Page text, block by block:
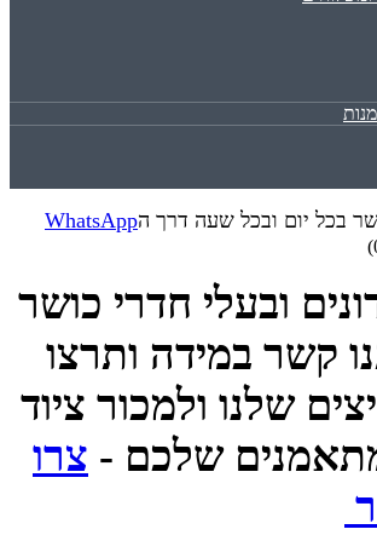
בכל יום ובכל שעה דרך הWhatsApp
ובעלי חדרי כושר
קשר במידה ותרצו
שלנו ולמכור ציוד
שלכם - צרו